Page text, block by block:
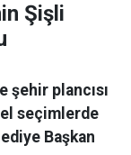
Şişli
şehir plancısı
seçimlerde
Başkan